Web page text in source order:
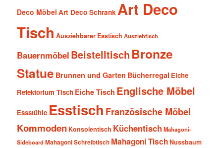
Deco Möbel Art Deco Schrank Art Deco
Tisch Ausziehbarer Esstisch Ausziehtisch
Bauernmöbel Beistelltisch Bronze
Statue Brunnen und Garten Bücherregal Eiche
Refektorium Tisch Eiche Tisch Englische Möbel
Essstühle Esstisch Französische Möbel
Kommoden Konsolentisch Küchentisch Mahagoni-
SideboardMahagoni Schreibtisch Mahagoni TischNussbaum